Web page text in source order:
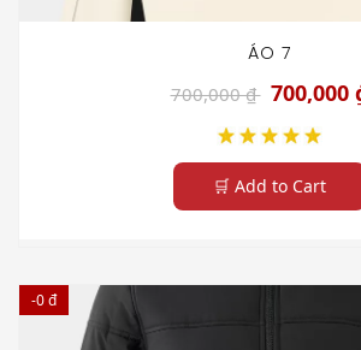
ÁO 7
700,000 ₫ 700,000
🛒 Add to Cart
-0 đ